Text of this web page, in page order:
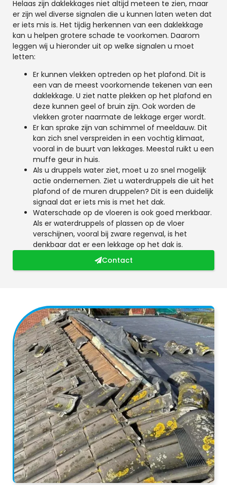
Helaas zijn daklekkages niet altijd meteen te zien, maar
er zijn wel diverse signalen die u kunnen laten weten dat
er iets mis is. Het tijdig herkennen van een daklekkage
kan u helpen grotere schade te voorkomen. Daarom
leggen wij u hieronder uit op welke signalen u moet
letten:
Er kunnen vlekken optreden op het plafond. Dit is
een van de meest voorkomende tekenen van een
daklekkage. U ziet natte plekken op het plafond en
deze kunnen geel of bruin zijn. Ook worden de
vlekken groter naarmate de lekkage erger wordt.
Er kan sprake zijn van schimmel of meeldauw. Dit
kan zich snel verspreiden in een vochtig klimaat,
vooral in de buurt van lekkages. Meestal ruikt u een
muffe geur in huis.
Als u druppels water ziet, moet u zo snel mogelijk
actie ondernemen. Ziet u waterdruppels die uit het
plafond of de muren druppelen? Dit is een duidelijk
signaal dat er iets mis is met het dak.
Waterschade op de vloeren is ook goed merkbaar.
Als er waterdruppels of plassen op de vloer
verschijnen, vooral bij zware regenval, is het
denkbaar dat er een lekkage op het dak is.
Contact